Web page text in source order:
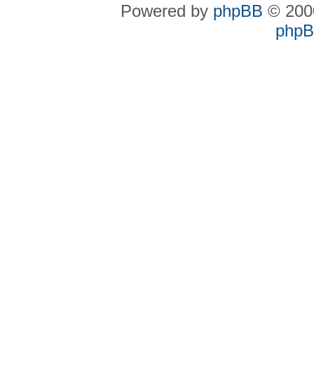
Powered by phpBB ©